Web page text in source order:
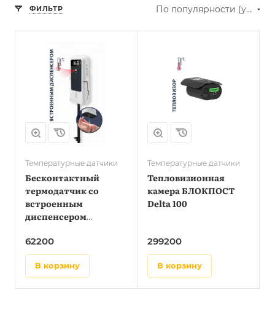
ФИЛЬТР По популярности (убывание)
Температурные датчики
Бесконтактный
термодатчик со
встроенным
диспенсером
62200
в корзину
Температурные датчики
Тепловизионная
камера БЛОКПОСТ
Delta 100
299200
в корзину